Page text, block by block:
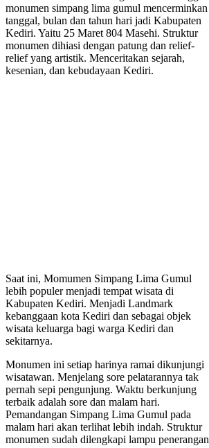
monumen simpang lima gumul mencerminkan
tanggal, bulan dan tahun hari jadi Kabupaten
Kediri. Yaitu 25 Maret 804 Masehi. Struktur
monumen dihiasi dengan patung dan relief-
relief yang artistik. Menceritakan sejarah,
kesenian, dan kebudayaan Kediri.
Saat ini, Momumen Simpang Lima Gumul
lebih populer menjadi tempat wisata di
Kabupaten Kediri. Menjadi Landmark
kebanggaan kota Kediri dan sebagai objek
wisata keluarga bagi warga Kediri dan
sekitarnya.
Monumen ini setiap harinya ramai dikunjungi
wisatawan. Menjelang sore pelatarannya tak
pernah sepi pengunjung. Waktu berkunjung
terbaik adalah sore dan malam hari.
Pemandangan Simpang Lima Gumul pada
malam hari akan terlihat lebih indah. Struktur
monumen sudah dilengkapi lampu penerangan